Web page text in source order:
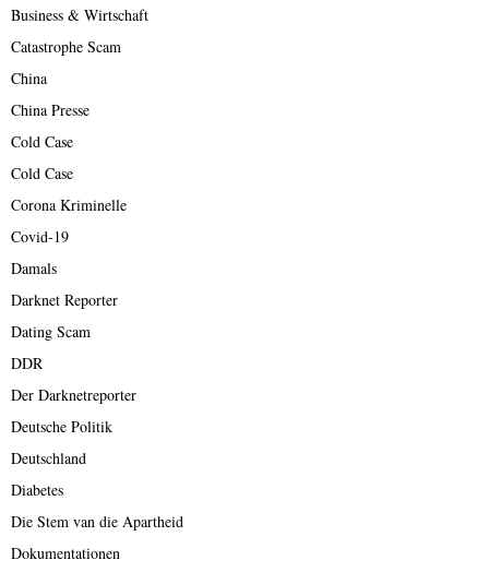
Business & Wirtschaft
Catastrophe Scam
China
China Presse
Cold Case
Cold Case
Corona Kriminelle
Covid-19
Damals
Darknet Reporter
Dating Scam
DDR
Der Darknetreporter
Deutsche Politik
Deutschland
Diabetes
Die Stem van die Apartheid
Dokumentationen